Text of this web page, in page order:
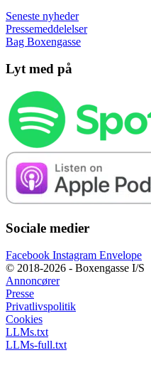
Seneste nyheder
Pressemeddelelser
Bag Boxengasse
Lyt med på
Sociale medier
Facebook Instagram Envelope
© 2018-2026 - Boxengasse I/S
Annoncører
Presse
Privatlivspolitik
Cookies
LLMs.txt
LLMs-full.txt